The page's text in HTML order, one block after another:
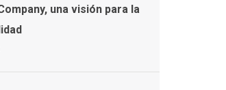
una visión para la